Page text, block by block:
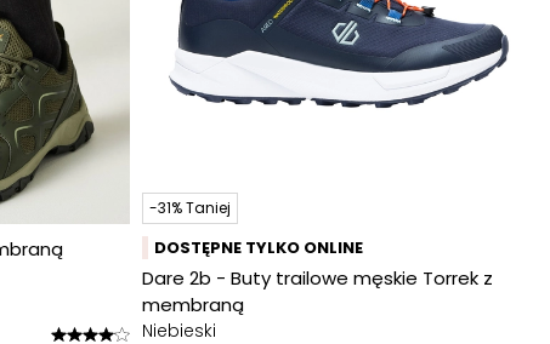
-31% Taniej
DOSTĘPNE TYLKO ONLINE
Dare 2b - Buty trailowe męskie Torrek z
membraną
Niebieski